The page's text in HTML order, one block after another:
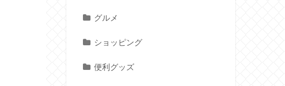
グルメ
ショッピング
便利グッズ